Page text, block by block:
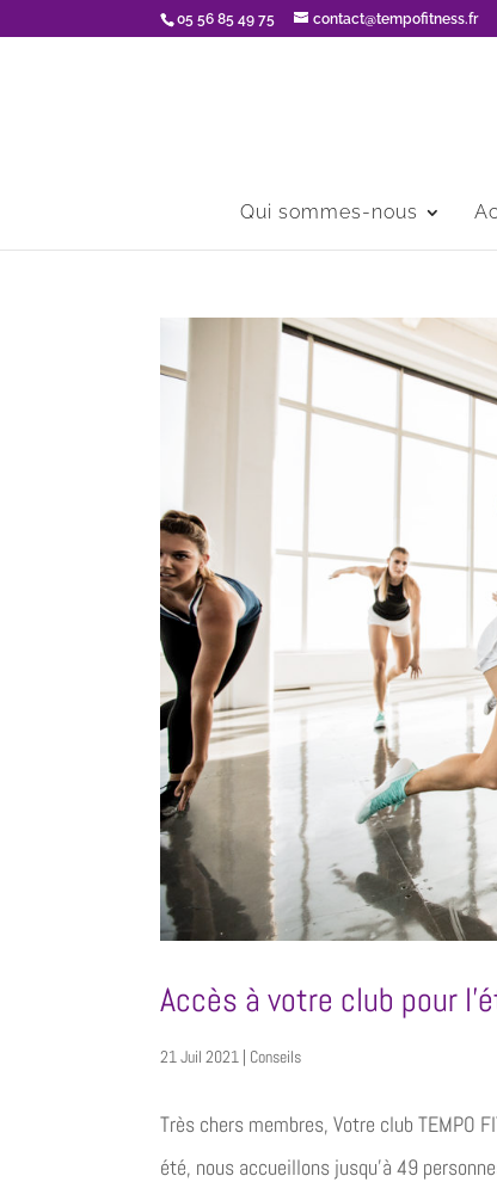
05 56 85 49 75 contact@tempofitness.fr
Qui sommes-nous
Accès à votre club pour
21 Juil 2021 | Conseils
Très chers membres, Votre club TEMPO
été, nous accueillons jusqu’à 49